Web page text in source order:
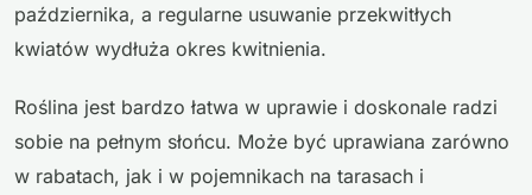
października, a regularne usuwanie przekwitłych
kwiatów wydłuża okres kwitnienia.
Roślina jest bardzo łatwa w uprawie i doskonale radzi
sobie na pełnym słońcu. Może być uprawiana zarówno
w rabatach, jak i w pojemnikach na tarasach i